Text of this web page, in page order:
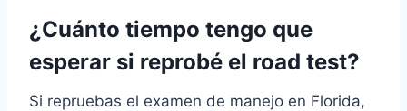
¿Cuánto tiempo tengo que
esperar si reprobé el road test?
Si repruebas el examen de manejo en Florida,